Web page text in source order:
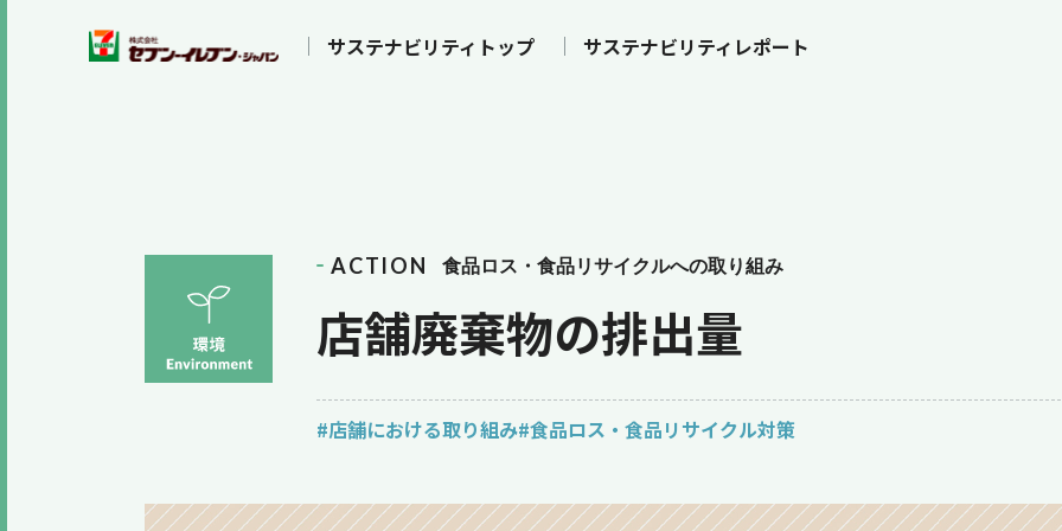
サステナビリティトップ サステナビリティレポート
ACTION 食品ロス・食品リサイクルへの取り組み
店舗廃棄物の排出量
#店舗における取り組み#食品ロス・食品リサイクル対策